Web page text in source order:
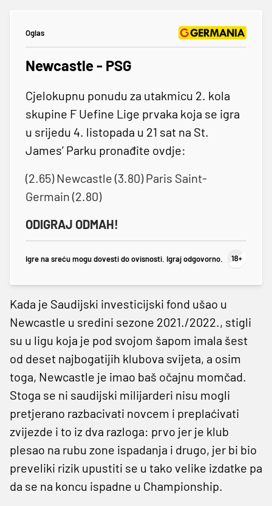
Oglas
Newcastle - PSG
Cjelokupnu ponudu za utakmicu 2. kola
skupine F Uefine Lige prvaka koja se igra
u srijedu 4. listopada u 21 sat na St.
James’ Parku pronađite ovdje:
(2.65) Newcastle (3.80) Paris Saint-
Germain (2.80)
ODIGRAJ ODMAH!
Igre na sreću mogu dovesti do ovisnosti. Igraj odgovorno.
Kada je Saudijski investicijski fond ušao u
Newcastle u sredini sezone 2021./2022., stigli
su u ligu koja je pod svojom šapom imala šest
od deset najbogatijih klubova svijeta, a osim
toga, Newcastle je imao baš očajnu momčad.
Stoga se ni saudijski milijarderi nisu mogli
pretjerano razbacivati novcem i preplaćivati
zvijezde i to iz dva razloga: prvo jer je klub
plesao na rubu zone ispadanja i drugo, jer bi bio
preveliki rizik upustiti se u tako velike izdatke pa
da se na koncu ispadne u Championship.